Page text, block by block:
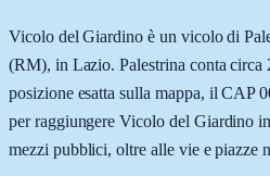
Vicolo del Giardino è un vicolo di
(RM), in Lazio. Palestrina conta
posizione esatta sulla mappa, il CAP
per raggiungere Vicolo del Giardino
mezzi pubblici, oltre alle vie e piazze